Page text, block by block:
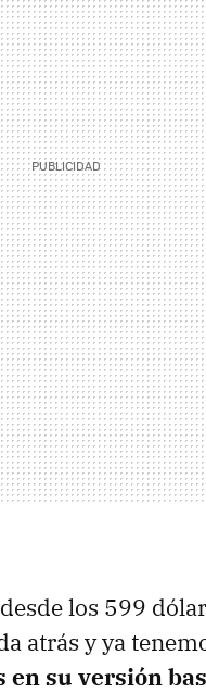
los 599
atrás y ya
en su versión